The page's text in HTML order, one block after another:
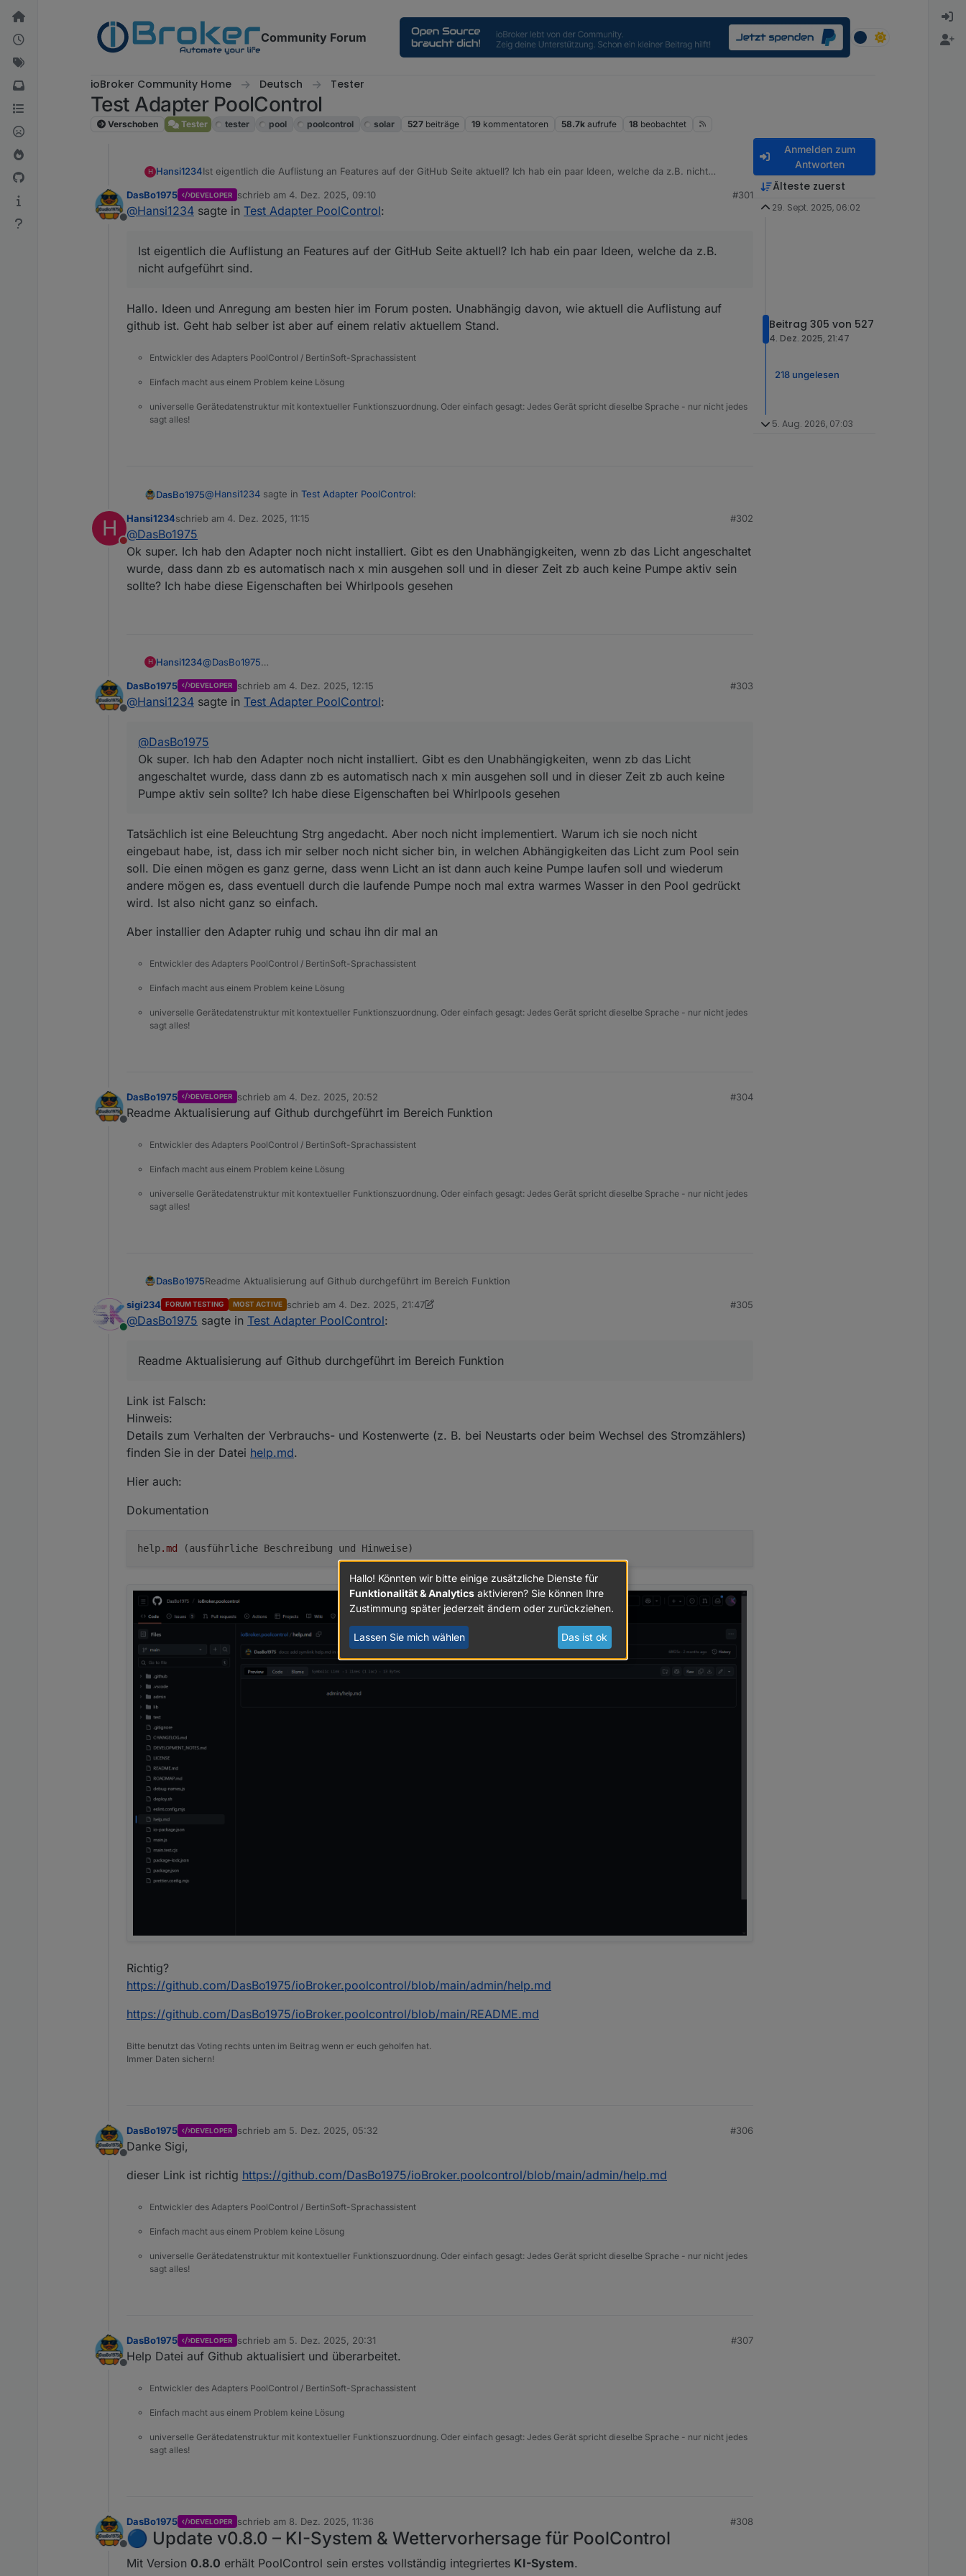
Weiter zum Inhalt
Community Forum
ioBroker Community Home Deutsch Tester
Test Adapter PoolControl
Verschoben Tester tester pool poolcontrol solar 527 beiträge 19 kommentatoren 58.7k aufrufe 18 beobachtet
H Hansi1234Ist eigentlich die Auflistung an Features auf der GitHub Seite aktuell? Ich hab ein paar Ideen, welche da z.B. nicht
Offline
DasBo1975 DEVELOPER schrieb am 4. Dez. 2025, 09:10
zuletzt editiert von
#301
@Hansi1234 sagte in Test Adapter PoolControl:
Ist eigentlich die Auflistung an Features auf der GitHub Seite aktuell? Ich hab ein paar Ideen, welche da z.B.
nicht aufgeführt sind.
Hallo. Ideen und Anregung am besten hier im Forum posten. Unabhängig davon, wie aktuell die Auflistung auf
github ist. Geht hab selber ist aber auf einem relativ aktuellem Stand.
Entwickler des Adapters PoolControl / BertinSoft-Sprachassistent
Einfach macht aus einem Problem keine Lösung
universelle Gerätedatenstruktur mit kontextueller Funktionszuordnung. Oder einfach gesagt: Jedes Gerät spricht dieselbe Sprache - nur nicht jedes
sagt alles!
DasBo1975@Hansi1234 sagte in Test Adapter PoolControl:
aufgeführt sind.
Hallo. Ideen und Anregung am besten hier im Forum posten. Unabhängig davon, wie aktuell die Auflistung auf github ist.
Geht hab selber ist aber auf einem relativ aktuellem Stand.
H
Nicht stören
Hansi1234schrieb am 4. Dez. 2025, 11:15
zuletzt editiert von
#302
@DasBo1975
Ok super. Ich hab den Adapter noch nicht installiert. Gibt es den Unabhängigkeiten, wenn zb das Licht angeschaltet
wurde, dass dann zb es automatisch nach x min ausgehen soll und in dieser Zeit zb auch keine Pumpe aktiv sein
sollte? Ich habe diese Eigenschaften bei Whirlpools gesehen
H Hansi1234@DasBo1975
wurde, dass dann zb es automatisch nach x min ausgehen soll und in dieser Zeit zb auch keine Pumpe aktiv sein sollte?
Ich habe diese Eigenschaften bei Whirlpools gesehen
Offline
DasBo1975 DEVELOPER schrieb am 4. Dez. 2025, 12:15
zuletzt editiert von
#303
@Hansi1234 sagte in Test Adapter PoolControl:
@DasBo1975
Ok super. Ich hab den Adapter noch nicht installiert. Gibt es den Unabhängigkeiten, wenn zb das Licht
angeschaltet wurde, dass dann zb es automatisch nach x min ausgehen soll und in dieser Zeit zb auch keine
Pumpe aktiv sein sollte? Ich habe diese Eigenschaften bei Whirlpools gesehen
Tatsächlich ist eine Beleuchtung Strg angedacht. Aber noch nicht implementiert. Warum ich sie noch nicht
eingebaut habe, ist, dass ich mir selber noch nicht sicher bin, in welchen Abhängigkeiten das Licht zum Pool sein
soll. Die einen mögen es ganz gerne, dass wenn Licht an ist dann auch keine Pumpe laufen soll und wiederum
andere mögen es, dass eventuell durch die laufende Pumpe noch mal extra warmes Wasser in den Pool gedrückt
wird. Ist also nicht ganz so einfach.
Aber installier den Adapter ruhig und schau ihn dir mal an
Entwickler des Adapters PoolControl / BertinSoft-Sprachassistent
Einfach macht aus einem Problem keine Lösung
universelle Gerätedatenstruktur mit kontextueller Funktionszuordnung. Oder einfach gesagt: Jedes Gerät spricht dieselbe Sprache - nur nicht jedes
sagt alles!
Offline
DasBo1975 DEVELOPER schrieb am 4. Dez. 2025, 20:52
zuletzt editiert von
#304
Readme Aktualisierung auf Github durchgeführt im Bereich Funktion
Entwickler des Adapters PoolControl / BertinSoft-Sprachassistent
Einfach macht aus einem Problem keine Lösung
universelle Gerätedatenstruktur mit kontextueller Funktionszuordnung. Oder einfach gesagt: Jedes Gerät spricht dieselbe Sprache - nur nicht jedes
sagt alles!
DasBo1975Readme Aktualisierung auf Github durchgeführt im Bereich Funktion
Online
sigi234 FORUM TESTING MOST ACTIVE schrieb am 4. Dez. 2025, 21:47
zuletzt editiert von sigi234 12. Apr. 2025, 22:54
#305
@DasBo1975 sagte in Test Adapter PoolControl:
Readme Aktualisierung auf Github durchgeführt im Bereich Funktion
Link ist Falsch:
Hinweis:
Details zum Verhalten der Verbrauchs- und Kostenwerte (z. B. bei Neustarts oder beim Wechsel des Stromzählers)
finden Sie in der Datei help.md.
Hier auch:
Dokumentation
help.md
Richtig?
https://github.com/DasBo1975/ioBroker.poolcontrol/blob/main/admin/help.md
https://github.com/DasBo1975/ioBroker.poolcontrol/blob/main/README.md
Bitte benutzt das Voting rechts unten im Beitrag wenn er euch geholfen hat.
Immer Daten sichern!
Offline
DasBo1975 DEVELOPER schrieb am 5. Dez. 2025, 05:32
zuletzt editiert von
#306
Danke Sigi,
dieser Link ist richtig https://github.com/DasBo1975/ioBroker.poolcontrol/blob/main/admin/help.md
Entwickler des Adapters PoolControl / BertinSoft-Sprachassistent
Einfach macht aus einem Problem keine Lösung
universelle Gerätedatenstruktur mit kontextueller Funktionszuordnung. Oder einfach gesagt: Jedes Gerät spricht dieselbe Sprache - nur nicht jedes
sagt alles!
Offline
DasBo1975 DEVELOPER schrieb am 5. Dez. 2025, 20:31
zuletzt editiert von
#307
Help Datei auf Github aktualisiert und überarbeitet.
Entwickler des Adapters PoolControl / BertinSoft-Sprachassistent
Einfach macht aus einem Problem keine Lösung
universelle Gerätedatenstruktur mit kontextueller Funktionszuordnung. Oder einfach gesagt: Jedes Gerät spricht dieselbe Sprache - nur nicht jedes
sagt alles!
Offline
DasBo1975 DEVELOPER schrieb am 8. Dez. 2025, 11:36
zuletzt editiert von
#308
🔵 Update v0.8.0 – KI-System & Wettervorhersage für PoolControl
Mit Version 0.8.0 erhält PoolControl sein erstes vollständig integriertes KI-System.
Anmelden zum
Antworten
Älteste zuerst
29. Sept. 2025, 06:02
Beitrag 305 von 527
4. Dez. 2025, 21:47
218 ungelesen
5. Aug. 2026, 07:03
Hallo! Könnten wir bitte einige zusätzliche Dienste für
Funktionalität & Analytics aktivieren? Sie können Ihre
Zustimmung später jederzeit ändern oder zurückziehen.
Lassen Sie mich wählen Das ist ok